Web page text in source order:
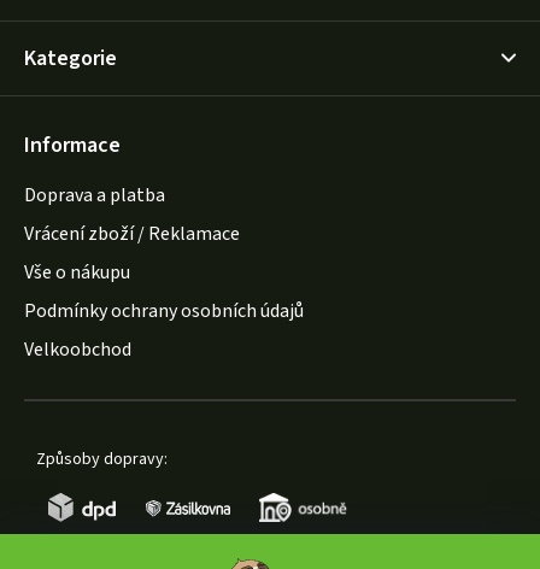
Kategorie
Informace
Doprava a platba
Vrácení zboží / Reklamace
Vše o nákupu
Podmínky ochrany osobních údajů
Velkoobchod
Způsoby dopravy: